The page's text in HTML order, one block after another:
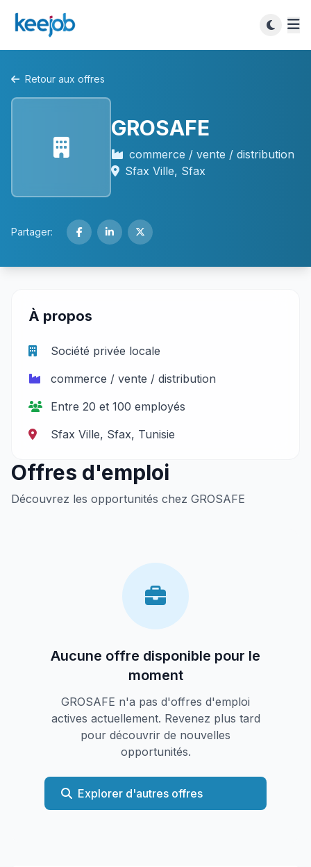
Retour aux offres
GROSAFE
commerce / vente / distribution
Sfax Ville, Sfax
Partager:
À propos
Société privée locale
commerce / vente / distribution
Entre 20 et 100 employés
Sfax Ville, Sfax, Tunisie
Offres d'emploi
Découvrez les opportunités chez GROSAFE
Aucune offre disponible pour le
moment
GROSAFE n'a pas d'offres d'emploi
actives actuellement. Revenez plus tard
pour découvrir de nouvelles
opportunités.
Explorer d'autres offres